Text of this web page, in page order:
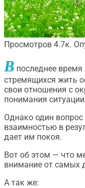
Просмотров 4.7к.
В последнее
стремящихся жить
свои отношения с
понимания
Однако один
взаимностью в
дает им покоя.
Вот об этом — что
внимание от самых
А так же: